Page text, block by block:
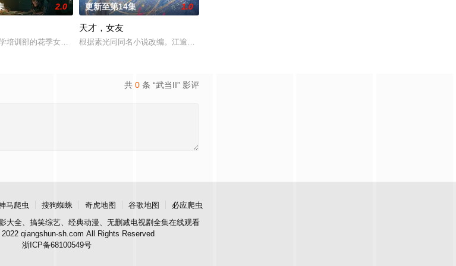
人：郑伟、梁可青、孟钰辰、刘凌爽 总制片人：刘习阳、张皓颜 制片人
2.0
培训部的花季女生苏琳（黄杨钿甜 饰），虽自小被父母忽视，在艰苦环境中长大，但她始终刻苦学习，憧憬未来。为此，苏琳苦练
更新至第14集 1.0
天才，女友
根据素光同同名小说改编。江逾白长大以后，林知夏忽然对他说：“江逾白，我喜欢你，哲学和生物学意义上
共 0 条 “武当II” 影评
马爬虫 搜狗蜘蛛 奇虎地图 谷歌地图
必应爬虫
大全、搞笑综艺、经典动漫、无删减电视剧全集在线观看
qiangshun-sh.com All Rights Reserved
浙ICP备68100549号